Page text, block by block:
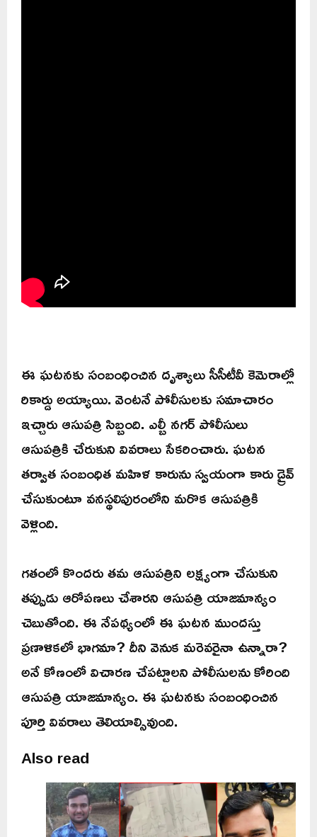
ఈ ఘటనకు సంబంధించిన దృశ్యాలు సీసీటీవీ కెమెరాల్లో
రికార్డు అయ్యాయి. వెంటనే పోలీసులకు సమాచారం
ఇచ్చారు ఆసుపత్రి సిబ్బంది. ఎల్బీ నగర్ పోలీసులు
ఆసుపత్రికి చేరుకుని వివరాలు సేకరించారు. ఘటన
తర్వాత సంబంధిత మహిళ కారును స్వయంగా కారు డ్రైవ్
చేసుకుంటూ వనస్థలిపురంలోని మరొక ఆసుపత్రికి
వెళ్లింది.
గతంలో కొందరు తమ ఆసుపత్రిని లక్ష్యంగా చేసుకుని
తప్పుడు ఆరోపణలు చేశారని ఆసుపత్రి యాజమాన్యం
చెబుతోంది. ఈ నేపథ్యంలో ఈ ఘటన ముందస్తు
ప్రణాళికలో భాగమా? దీని వెనుక మరెవరైనా ఉన్నారా?
అనే కోణంలో విచారణ చేపట్టాలని పోలీసులను కోరింది
ఆసుపత్రి యాజమాన్యం. ఈ ఘటనకు సంబంధించిన
పూర్తి వివరాలు తెలియాల్సివుంది.
Also read